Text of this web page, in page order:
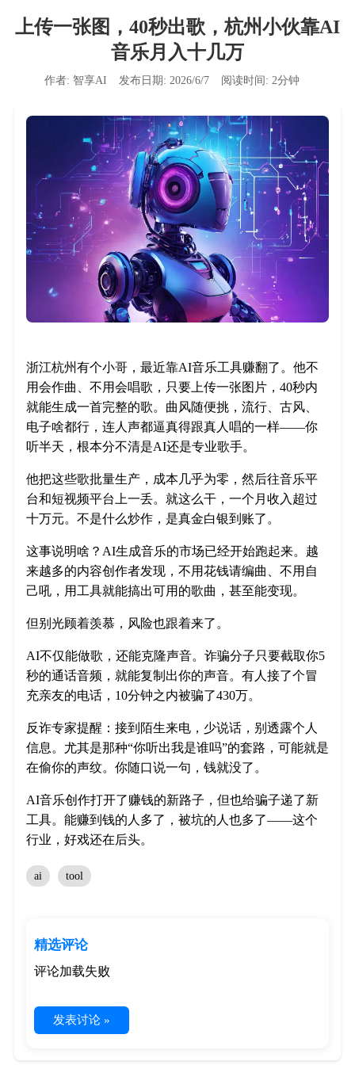
上传一张图，40秒出歌，杭州小伙靠AI
音乐月入十几万
作者: 智享AI 发布日期: 2026/6/7 阅读时间: 2分钟
浙江杭州有个小哥，最近靠AI音乐工具赚翻了。他不
用会作曲、不用会唱歌，只要上传一张图片，40秒内
就能生成一首完整的歌。曲风随便挑，流行、古风、
电子啥都行，连人声都逼真得跟真人唱的一样——你
听半天，根本分不清是AI还是专业歌手。
他把这些歌批量生产，成本几乎为零，然后往音乐平
台和短视频平台上一丢。就这么干，一个月收入超过
十万元。不是什么炒作，是真金白银到账了。
这事说明啥？AI生成音乐的市场已经开始跑起来。越
来越多的内容创作者发现，不用花钱请编曲、不用自
己吼，用工具就能搞出可用的歌曲，甚至能变现。
但别光顾着羡慕，风险也跟着来了。
AI不仅能做歌，还能克隆声音。诈骗分子只要截取你5
秒的通话音频，就能复制出你的声音。有人接了个冒
充亲友的电话，10分钟之内被骗了430万。
反诈专家提醒：接到陌生来电，少说话，别透露个人
信息。尤其是那种“你听出我是谁吗”的套路，可能就是
在偷你的声纹。你随口说一句，钱就没了。
AI音乐创作打开了赚钱的新路子，但也给骗子递了新
工具。能赚到钱的人多了，被坑的人也多了——这个
行业，好戏还在后头。
ai tool
精选评论
评论加载失败
发表讨论 »